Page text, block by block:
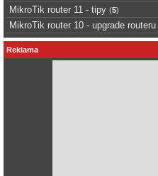
MikroTik router 11 - tipy (5)
MikroTik router 10 - upgrade routeru
Reklama